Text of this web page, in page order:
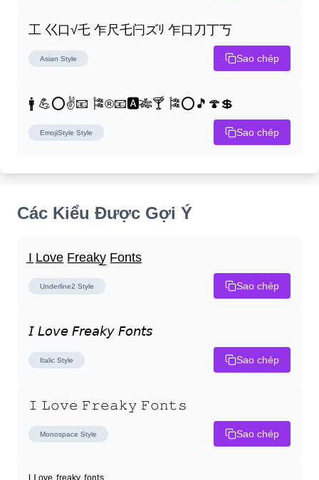
工 巜口√乇 乍尺乇闩ズﾘ 乍口刀丁丂
Asian Style Sao chép
🚹 💪⭕✌📧 🎏®📧🅰🎋🍸 🎏⭕🎵🍄💲
EmojiStyle Style Sao chép
Các Kiểu Được Gợi Ý
I̲ L̲o̲v̲e̲ F̲r̲e̲a̲k̲y̲ F̲o̲n̲t̲s̲
Underline2 Style Sao chép
𝘐 𝘓𝘰𝘷𝘦 𝘍𝘳𝘦𝘢𝘬𝘺 𝘍𝘰𝘯𝘵𝘴
Italic Style Sao chép
𝙸 𝙻𝚘𝚟𝚎 𝙵𝚛𝚎𝚊𝚔𝚢 𝙵𝚘𝚗𝚝𝚜
Monospace Style Sao chép